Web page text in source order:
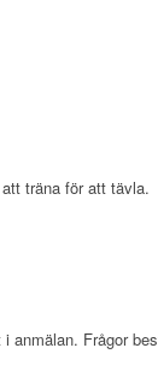
träna för att tävla.
anmälan. Frågor